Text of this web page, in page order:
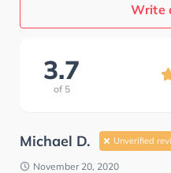
Write
3.7
of 5
Michael D. Unverified
November 20, 2020